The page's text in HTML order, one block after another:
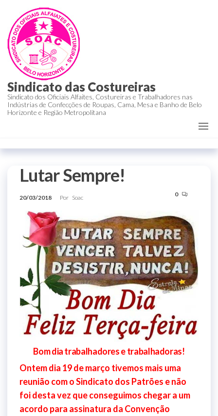
Sindicato das Costureiras
Sindicato dos Oficiais Alfaites, Costureiras e Trabalhadores nas
Indústrias de Confecções de Roupas, Cama, Mesa e Banho de Belo
Horizonte e Região Metropolitana
Lutar Sempre!
20/03/2018 Por Soac 0
Bom dia trabalhadores e trabalhadoras!
Ontem dia 19 de março tivemos mais uma
reunião com o Sindicato dos Patrões e não
foi desta vez que conseguimos chegar a um
acordo para assinatura da Convenção